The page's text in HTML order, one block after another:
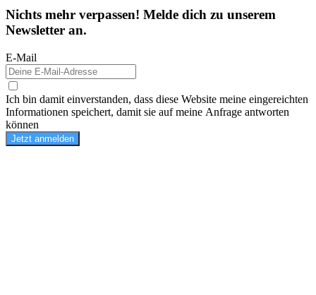
Nichts mehr verpassen! Melde dich zu unserem
Newsletter an.
E-Mail
Ich bin damit einverstanden, dass diese Website meine eingereichten
Informationen speichert, damit sie auf meine Anfrage antworten
können
Jetzt anmelden